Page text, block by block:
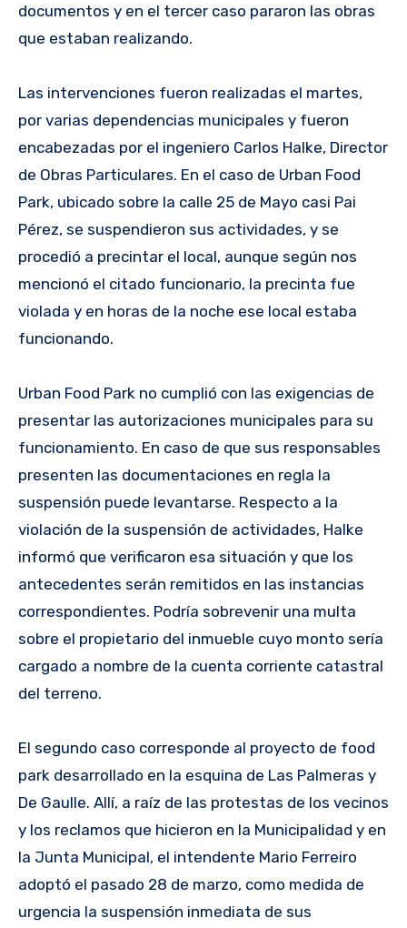
documentos y en el tercer caso pararon las obras
que estaban realizando.
Las intervenciones fueron realizadas el martes,
por varias dependencias municipales y fueron
encabezadas por el ingeniero Carlos Halke, Director
de Obras Particulares. En el caso de Urban Food
Park, ubicado sobre la calle 25 de Mayo casi Pai
Pérez, se suspendieron sus actividades, y se
procedió a precintar el local, aunque según nos
mencionó el citado funcionario, la precinta fue
violada y en horas de la noche ese local estaba
funcionando.
Urban Food Park no cumplió con las exigencias de
presentar las autorizaciones municipales para su
funcionamiento. En caso de que sus responsables
presenten las documentaciones en regla la
suspensión puede levantarse. Respecto a la
violación de la suspensión de actividades, Halke
informó que verificaron esa situación y que los
antecedentes serán remitidos en las instancias
correspondientes. Podría sobrevenir una multa
sobre el propietario del inmueble cuyo monto sería
cargado a nombre de la cuenta corriente catastral
del terreno.
El segundo caso corresponde al proyecto de food
park desarrollado en la esquina de Las Palmeras y
De Gaulle. Allí, a raíz de las protestas de los vecinos
y los reclamos que hicieron en la Municipalidad y en
la Junta Municipal, el intendente Mario Ferreiro
adoptó el pasado 28 de marzo, como medida de
urgencia la suspensión inmediata de sus